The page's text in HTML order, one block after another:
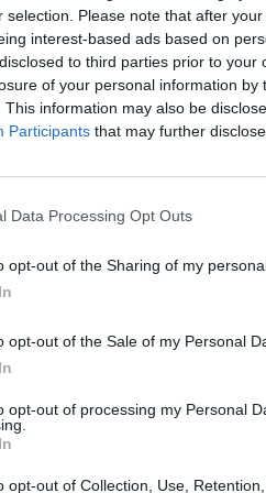
selection. Please note that after
interest-based ads based on
to third parties prior to
of your personal information by
This information may also be
Participants that may further
Data Processing Opt Outs
opt-out of the Sharing of my
opt-out of the Sale of my Personal
opt-out of processing my Personal
opt-out of Collection, Use,
und
Einblicke in die
als
als auch